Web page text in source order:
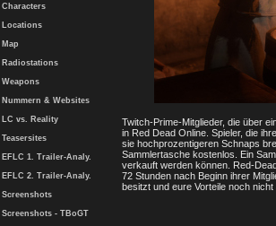
Characters
Locations
Map
Radiostations
Weapons
Nummern & Websites
LC vs. Reality
Teasersites
EFLC 1. Trailer-Analy.
EFLC 2. Trailer-Analy.
Screenshots
Screenshots - TBoGT
Twitch-Prime-Mitglieder, die über
in Red Dead Online. Spieler, die
sie hochprozentigeren Schnaps
Sammlertasche kostenlos. Ein
verkauft werden können. Red-
72 Stunden nach Beginn ihrer
besitzt und eure Vorteile noch